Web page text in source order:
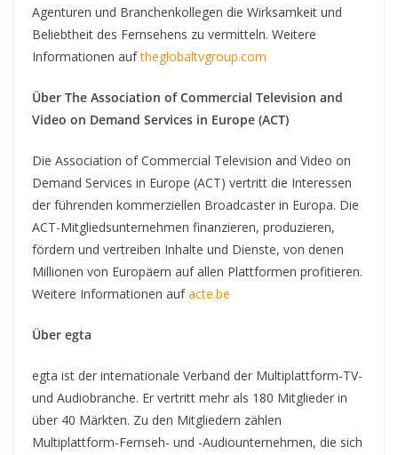
Agenturen und Branchenkollegen die Wirksamkeit und
Beliebtheit des Fernsehens zu vermitteln. Weitere
Informationen auftheglobaltvgroup.com
Über The Association of Commercial Television and
Video on Demand Services in Europe (ACT)
Die Association of Commercial Television and Video on
Demand Services in Europe (ACT) vertritt die Interessen
der führenden kommerziellen Broadcaster in Europa. Die
ACT-Mitgliedsunternehmen finanzieren, produzieren,
fördern und vertreiben Inhalte und Dienste, von denen
Millionen von Europäern auf allen Plattformen profitieren.
Weitere Informationen aufacte.be
Über egta
egta ist der internationale Verband der Multiplattform-TV-
und Audiobranche. Er vertritt mehr als 180 Mitglieder in
über 40 Märkten. Zu den Mitgliedern zählen
Multiplattform-Fernseh- und -Audiounternehmen, die sich